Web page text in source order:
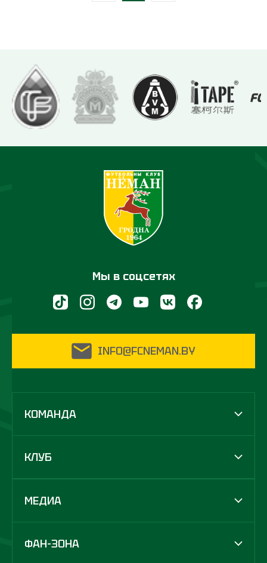
Мы в соцсетях
INFO@FCNEMAN.BY
КОМАНДА
КЛУБ
МЕДИА
ФАН-ЗОНА